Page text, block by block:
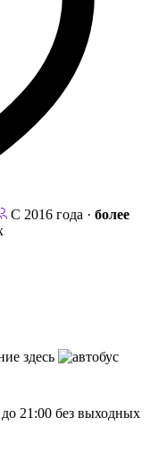
С 2016 года · более
здесь
21:00 без выходных